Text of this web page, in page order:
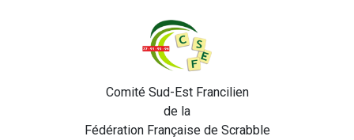
Comité Sud-Est Francilien
de la
Fédération Française de Scrabble